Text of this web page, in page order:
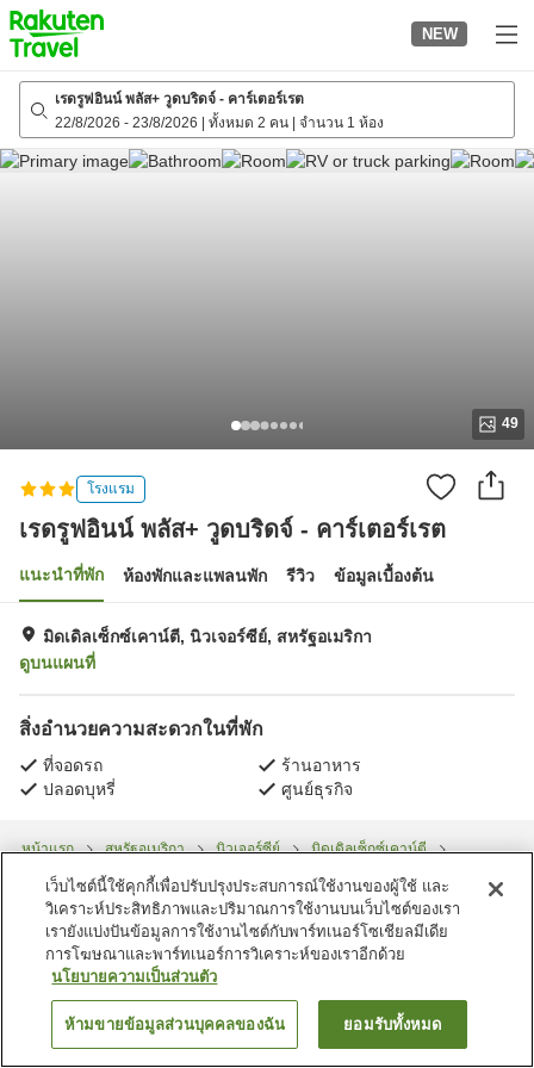
to
top
page
NEW
เรดรูฟอินน์ พลัส+ วูดบริดจ์ - คาร์เตอร์เรต
22/8/2026 - 23/8/2026 ทั้งหมด 2 คน จำนวน 1 ห้อง
49
โรงแรม
เรดรูฟอินน์ พลัส+ วูดบริดจ์ - คาร์เตอร์เรต
แนะนำที่พัก ห้องพักและแพลนพัก รีวิว ข้อมูลเบื้องต้น
มิดเดิลเซ็กซ์เคาน์ตี, นิวเจอร์ซีย์, สหรัฐอเมริกา
ดูบนแผนที่
สิ่งอำนวยความสะดวกในที่พัก
ที่จอดรถ
ร้านอาหาร
ปลอดบุหรี่
ศูนย์ธุรกิจ
หน้าแรก สหรัฐอเมริกา นิวเจอร์ซีย์
มิดเดิลเซ็กซ์เคาน์ตี
เรดรูฟอินน์ พลัส+ วูดบริดจ์ - คาร์เตอร์เรต
ค้นหาห้องพัก
เว็บไซต์นี้ใช้คุกกี้เพื่อปรับปรุงประสบการณ์ใช้งานของผู้ใช้ และ
วิเคราะห์ประสิทธิภาพและปริมาณการใช้งานบนเว็บไซต์ของเรา
เรายังแบ่งปันข้อมูลการใช้งานไซต์กับพาร์ทเนอร์โซเชียลมีเดีย
การโฆษณาและพาร์ทเนอร์การวิเคราะห์ของเราอีกด้วย
นโยบายความเป็นส่วนตัว
ห้ามขายข้อมูลส่วนบุคคลของฉัน ยอมรับทั้งหมด